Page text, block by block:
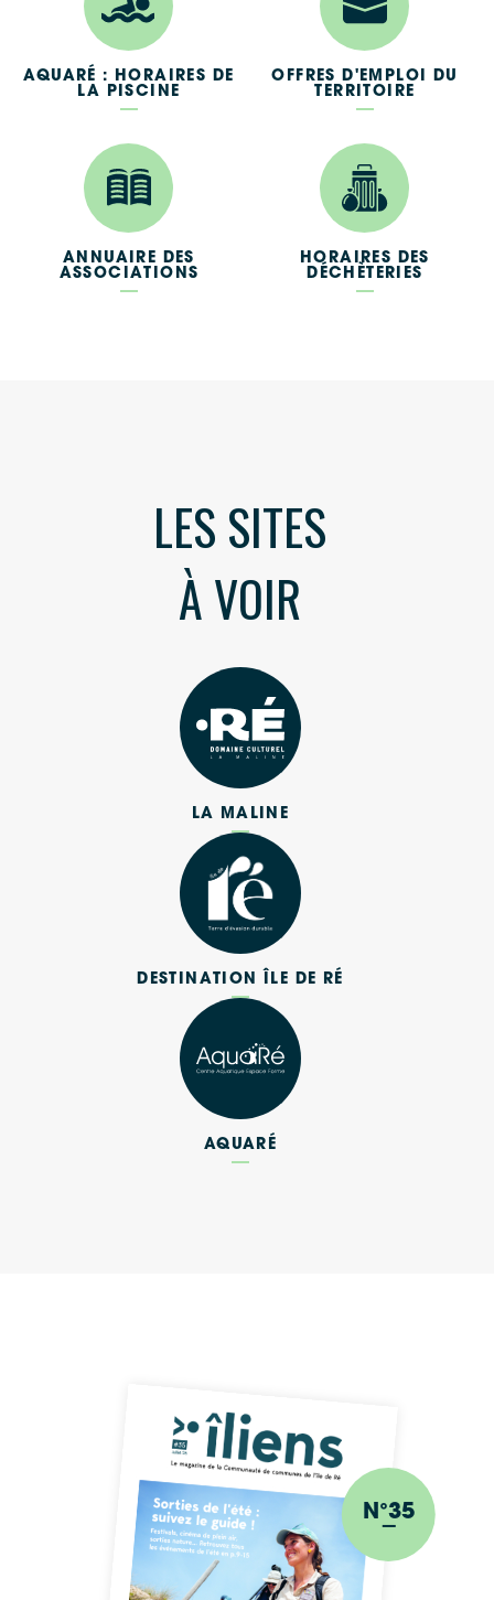
AQUARÉ : HORAIRES DE
LA PISCINE
OFFRES D'EMPLOI DU
TERRITOIRE
ANNUAIRE DES
ASSOCIATIONS
HORAIRES DES
DÉCHÈTERIES
LES SITES
À VOIR
LA MALINE
DESTINATION ÎLE DE RÉ
AQUARÉ
N°35